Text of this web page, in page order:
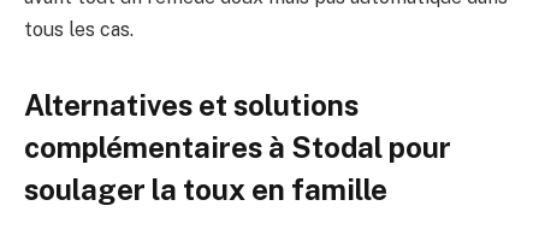
tous les cas.
Alternatives et solutions
complémentaires à Stodal pour
soulager la toux en famille